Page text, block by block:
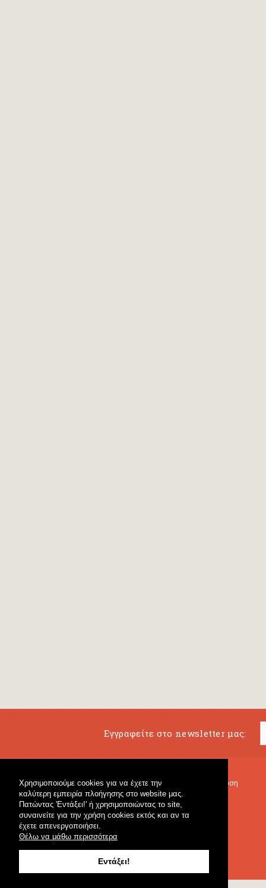
Χρησιμοποιούμε cookies για να έχετε την
καλύτερη εμπειρία πλοήγησης στο website μας.
Πατώντας 'Εντάξει!' ή χρησιμοποιώντας το site,
συναινείτε για την χρήση cookies εκτός και αν τα
έχετε απενεργοποιήσει.
Θέλω να μάθω περισσότερα
Εντάξει!
Εγγραφείτε στο newsletter μας:
Μουσικό Βιβλιοπωλείο
Κρουστά & Εκπαιδευτικό Υλικό
Γενικό Βιβλιοπωλείο
Μουσική Εκπαίδευση
Fagotto Blog